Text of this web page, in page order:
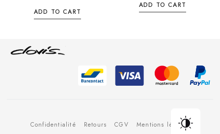
ADD TO CART
ADD TO CART
Confidentialité Retours CGV Mentions légales